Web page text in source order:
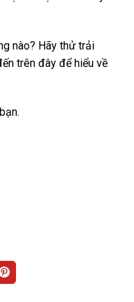
nào? Hãy thử trải
trên đây để hiểu về